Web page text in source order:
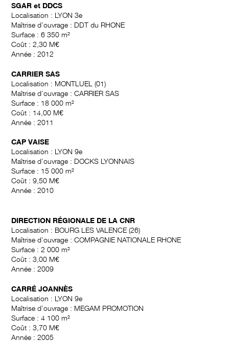
SGAR et DDCS
Localisation : LYON 3e
Maîtrise d’ouvrage : DDT du RHONE
Surface : 6 350 m²
Coût : 2,30 M€
Année : 2012
CARRIER SAS
Localisation : MONTLUEL (01)
Maîtrise d’ouvrage : CARRIER SAS
Surface : 18 000 m²
Coût : 14,00 M€
Année : 2011
CAP VAISE
Localisation : LYON 9e
Maîtrise d’ouvrage : DOCKS LYONNAIS
Surface : 15 000 m²
Coût : 9,50 M€
Année : 2010
DIRECTION RÉGIONALE DE LA CNR
Localisation : BOURG LES VALENCE (26)
Maîtrise d’ouvrage : COMPAGNIE NATIONALE RHONE
Surface : 2 000 m²
Coût : 3,00 M€
Année : 2009
CARRÉ JOANNÈS
Localisation : LYON 9e
Maîtrise d’ouvrage : MEGAM PROMOTION
Surface : 4 100 m²
Coût : 3,70 M€
Année : 2005